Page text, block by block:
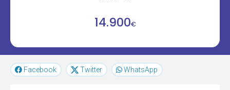
14.900€
Facebook Twitter WhatsApp